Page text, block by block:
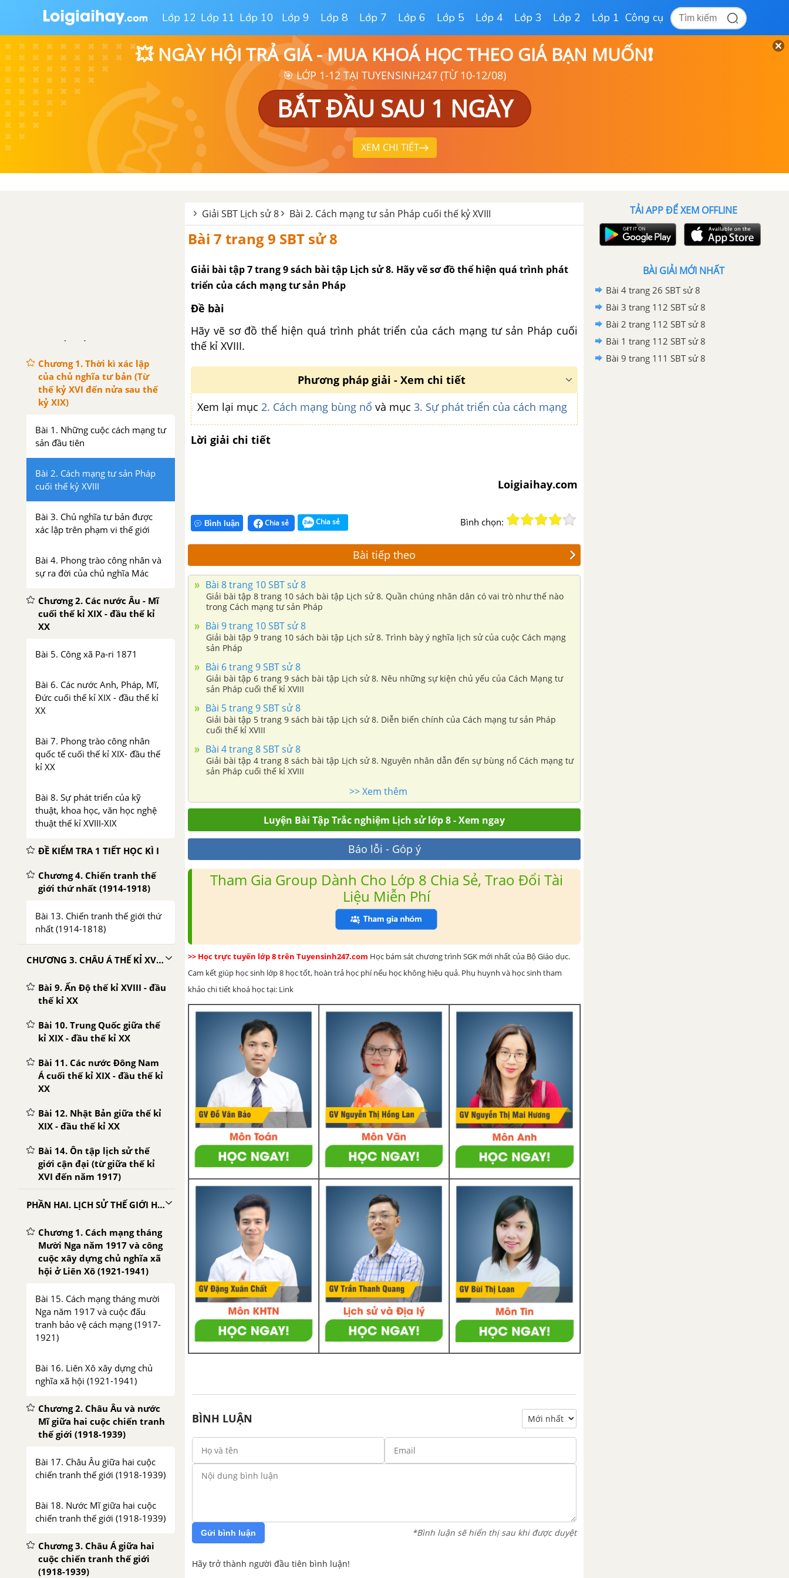
Lớp 12 Lớp 11 Lớp 10 Lớp 9 Lớp 8 Lớp 7 Lớp 6 Lớp 5 Lớp 4 Lớp 3 Lớp 2 Lớp 1 Công cụ
💥 NGÀY HỘI TRẢ GIÁ - MUA KHOÁ HỌC THEO GIÁ BẠN MUỐN❗
🎯 LỚP 1-12 TẠI TUYENSINH247 (TỪ 10-12/08)
BẮT ĐẦU SAU 1 NGÀY
XEM CHI TIẾT
Chương 1. Thời kì xác lập
của chủ nghĩa tư bản (Từ
thế kỷ XVI đến nửa sau thế
kỷ XIX)
Bài 1. Những cuộc cách mạng tư
sản đầu tiên
Bài 2. Cách mạng tư sản Pháp
cuối thế kỷ XVIII
Bài 3. Chủ nghĩa tư bản được
xác lập trên phạm vi thế giới
Bài 4. Phong trào công nhân và
sự ra đời của chủ nghĩa Mác
Chương 2. Các nước Âu - Mĩ
cuối thế kỉ XIX - đầu thế kỉ
XX
Bài 5. Công xã Pa-ri 1871
Bài 6. Các nước Anh, Pháp, Mĩ,
Đức cuối thế kỉ XIX - đầu thế kỉ
XX
Bài 7. Phong trào công nhân
quốc tế cuối thế kỉ XIX- đầu thế
kỉ XX
Bài 8. Sự phát triển của kỹ
thuật, khoa học, văn học nghệ
thuật thế kỉ XVIII-XIX
ĐỀ KIỂM TRA 1 TIẾT HỌC KÌ I
Chương 4. Chiến tranh thế
giới thứ nhất (1914-1918)
Bài 13. Chiến tranh thế giới thứ
nhất (1914-1818)
CHƯƠNG 3. CHÂU Á THẾ KỈ XVIII - ĐẦU THẾ KỈ XX
Bài 9. Ấn Độ thế kỉ XVIII - đầu
thế kỉ XX
Bài 10. Trung Quốc giữa thế
kỉ XIX - đầu thế kỉ XX
Bài 11. Các nước Đông Nam
Á cuối thế kỉ XIX - đầu thế kỉ
XX
Bài 12. Nhật Bản giữa thế kỉ
XIX - đầu thế kỉ XX
Bài 14. Ôn tập lịch sử thế
giới cận đại (từ giữa thế kỉ
XVI đến năm 1917)
PHẦN HAI. LỊCH SỬ THẾ GIỚI HIỆN ĐẠI (PHẦN TỪ NĂM 1917-1945)
Chương 1. Cách mạng tháng
Mười Nga năm 1917 và công
cuộc xây dựng chủ nghĩa xã
hội ở Liên Xô (1921-1941)
Bài 15. Cách mạng tháng mười
Nga năm 1917 và cuộc đấu
tranh bảo vệ cách mạng (1917-
1921)
Bài 16. Liên Xô xây dựng chủ
nghĩa xã hội (1921-1941)
Chương 2. Châu Âu và nước
Mĩ giữa hai cuộc chiến tranh
thế giới (1918-1939)
Bài 17. Châu Âu giữa hai cuộc
chiến tranh thế giới (1918-1939)
Bài 18. Nước Mĩ giữa hai cuộc
chiến tranh thế giới (1918-1939)
Chương 3. Châu Á giữa hai
cuộc chiến tranh thế giới
(1918-1939)
Giải SBT Lịch sử 8 Bài 2. Cách mạng tư sản Pháp cuối thế kỷ XVIII
Bài 7 trang 9 SBT sử 8
Giải bài tập 7 trang 9 sách bài tập Lịch sử 8. Hãy vẽ sơ đồ thể hiện quá trình phát
triển của cách mạng tư sản Pháp
Đề bài
Hãy vẽ sơ đồ thể hiện quá trình phát triển của cách mạng tư sản Pháp cuối
thế kỉ XVIII.
Phương pháp giải - Xem chi tiết
Xem lại mục 2. Cách mạng bùng nổ và mục 3. Sự phát triển của cách mạng
Lời giải chi tiết
Loigiaihay.com
Bình luận Chia sẻ Chia sẻ Bình chọn:
Bài tiếp theo
Bài 8 trang 10 SBT sử 8
Giải bài tập 8 trang 10 sách bài tập Lịch sử 8. Quần chúng nhân dân có vai trò như thế nào
trong Cách mạng tư sản Pháp
Bài 9 trang 10 SBT sử 8
Giải bài tập 9 trang 10 sách bài tập Lịch sử 8. Trình bày ý nghĩa lịch sử của cuộc Cách mạng
sản Pháp
Bài 6 trang 9 SBT sử 8
Giải bài tập 6 trang 9 sách bài tập Lịch sử 8. Nêu những sự kiện chủ yếu của Cách Mạng tư
sản Pháp cuối thế kỉ XVIII
Bài 5 trang 9 SBT sử 8
Giải bài tập 5 trang 9 sách bài tập Lịch sử 8. Diễn biến chính của Cách mạng tư sản Pháp
cuối thế kỉ XVIII
Bài 4 trang 8 SBT sử 8
Giải bài tập 4 trang 8 sách bài tập Lịch sử 8. Nguyên nhân dẫn đến sự bùng nổ Cách mạng tư
sản Pháp cuối thế kỉ XVIII
>> Xem thêm
Luyện Bài Tập Trắc nghiệm Lịch sử lớp 8 - Xem ngay
Báo lỗi - Góp ý
Tham Gia Group Dành Cho Lớp 8 Chia Sẻ, Trao Đổi Tài
Liệu Miễn Phí
>> Học trực tuyến lớp 8 trên Tuyensinh247.com Học bám sát chương trình SGK mới nhất của Bộ Giáo dục.
Cam kết giúp học sinh lớp 8 học tốt, hoàn trả học phí nếu học không hiệu quả. Phụ huynh và học sinh tham
khảo chi tiết khoá học tại: Link
BÌNH LUẬN
Gửi bình luận *Bình luận sẽ hiển thị sau khi được duyệt
Hãy trở thành người đầu tiên bình luận!
TẢI APP ĐỂ XEM OFFLINE
BÀI GIẢI MỚI NHẤT
Bài 4 trang 26 SBT sử 8
Bài 3 trang 112 SBT sử 8
Bài 2 trang 112 SBT sử 8
Bài 1 trang 112 SBT sử 8
Bài 9 trang 111 SBT sử 8